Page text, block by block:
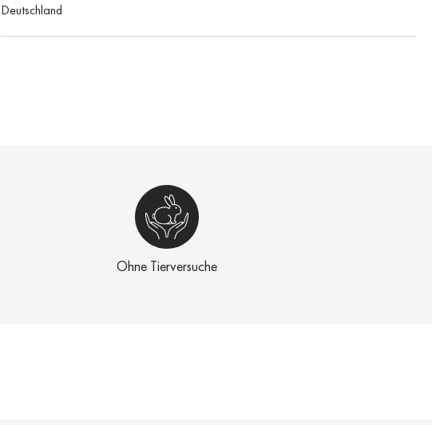
Deutschland
Ohne Tierversuche